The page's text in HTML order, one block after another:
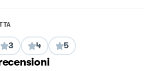
3 4 5